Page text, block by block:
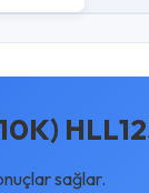
sağlar.